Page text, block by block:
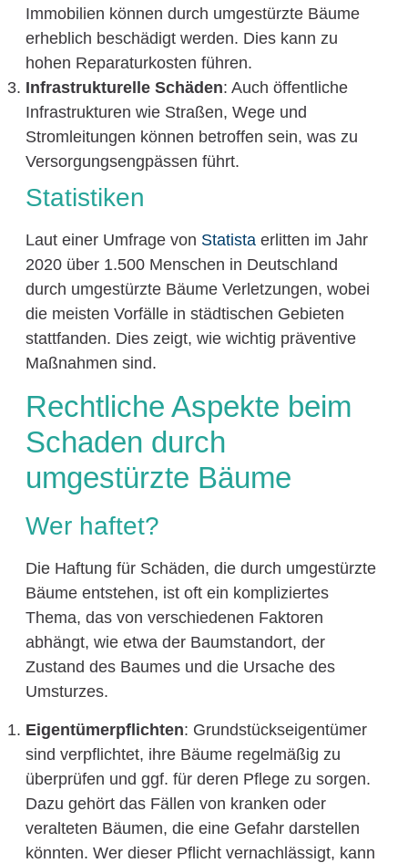
Immobilien können durch umgestürzte Bäume
erheblich beschädigt werden. Dies kann zu
hohen Reparaturkosten führen.
Infrastrukturelle Schäden: Auch öffentliche
Infrastrukturen wie Straßen, Wege und
Stromleitungen können betroffen sein, was zu
Versorgungsengpässen führt.
Statistiken
Laut einer Umfrage von Statistaerlitten im Jahr
2020 über 1.500 Menschen in Deutschland
durch umgestürzte Bäume Verletzungen, wobei
die meisten Vorfälle in städtischen Gebieten
stattfanden. Dies zeigt, wie wichtig präventive
Maßnahmen sind.
Rechtliche Aspekte beim
Schaden durch
umgestürzte Bäume
Wer haftet?
Die Haftung für Schäden, die durch umgestürzte
Bäume entstehen, ist oft ein kompliziertes
Thema, das von verschiedenen Faktoren
abhängt, wie etwa der Baumstandort, der
Zustand des Baumes und die Ursache des
Umsturzes.
Eigentümerpflichten: Grundstückseigentümer
sind verpflichtet, ihre Bäume regelmäßig zu
überprüfen und ggf. für deren Pflege zu sorgen.
Dazu gehört das Fällen von kranken oder
veralteten Bäumen, die eine Gefahr darstellen
könnten. Wer dieser Pflicht vernachlässigt, kann